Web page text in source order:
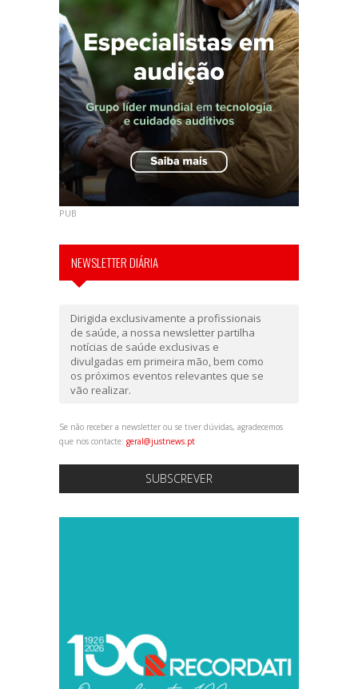
PUB
NEWSLETTER DIÁRIA
Dirigida exclusivamente a profissionais
de saúde, a nossa newsletter partilha
notícias de saúde exclusivas e
divulgadas em primeira mão, bem como
os próximos eventos relevantes que se
vão realizar.
Se não receber a newsletter ou se tiver dúvidas, agradecemos
que nos contacte: geral@justnews.pt
SUBSCREVER